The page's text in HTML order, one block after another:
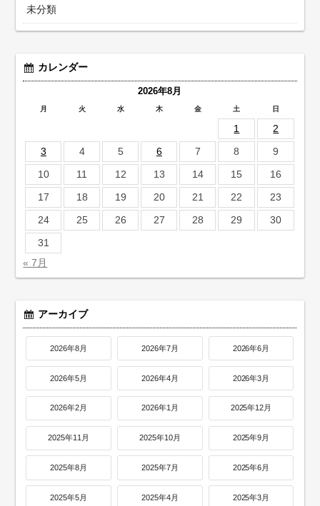
未分類
カレンダー
2026年8月
月 火 水 木 金 土 日
1
2
3
4 5 6 7 8
9
10
11 12 13 14 15
16
17
18 19 20 21 22
23
24
25 26 27 28 29
30
31
« 7月
アーカイブ
2026年8月 2026年7月 2026年6月
2026年5月 2026年4月 2026年3月
2026年2月 2026年1月 2025年12月
2025年11月 2025年10月 2025年9月
2025年8月 2025年7月 2025年6月
2025年5月 2025年4月 2025年3月